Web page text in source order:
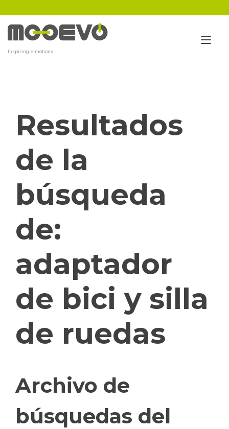
al
contenido
Inspiring e-motions
Resultados
de la
búsqueda
de:
adaptador
de bici y silla
de ruedas
Archivo de
búsquedas del